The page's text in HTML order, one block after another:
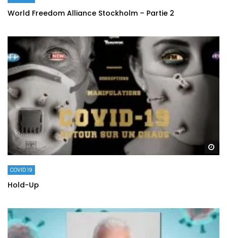
World Freedom Alliance Stockholm – Partie 2
COVID 19
Hold-Up